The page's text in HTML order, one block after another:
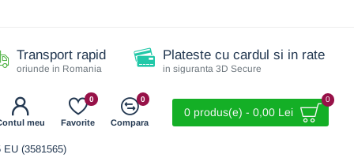
Transport rapid
oriunde in Romania
Plateste cu cardul si in rate
in siguranta 3D Secure
meu Favorite
0
Compara
0
0 produs(e) - 0,00 Lei
0
(3581565)